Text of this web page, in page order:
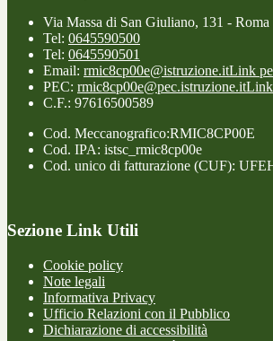
Via Massa di San Giuliano, 131 - Roma
Tel: 0645590500
Tel: 0645590501
Email: rmic8cp00e@istruzione.itLink
PEC: rmic8cp00e@pec.istruzione.itLink
C.F.: 97616500589
Cod. Meccanografico:RMIC8CP00E
Cod. IPA: istsc_rmic8cp00e
Cod. unico di fatturazione (CUF):
Sezione Link Utili
Cookie policy
Note legali
Informativa Privacy
Ufficio Relazioni con il Pubblico
Dichiarazione di accessibilità